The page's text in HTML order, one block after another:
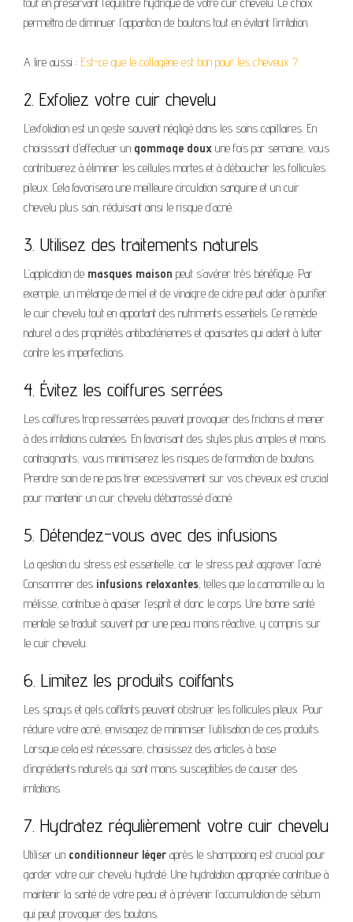
permettra de diminuer l’apparition de boutons tout en évitant l’irritation.
A lire aussi : Est-ce que le collagène est bon pour les cheveux ?
2. Exfoliez votre cuir chevelu
L’exfoliation est un geste souvent négligé dans les soins capillaires. En
choisissant d’effectuer un gommage doux une fois par semaine, vous
contribuerez à éliminer les cellules mortes et à déboucher les follicules
pileux. Cela favorisera une meilleure circulation sanguine et un cuir
chevelu plus sain, réduisant ainsi le risque d’acné.
3. Utilisez des traitements naturels
L’application de masques maison peut s’avérer très bénéfique. Par
exemple, un mélange de miel et de vinaigre de cidre peut aider à purifier
le cuir chevelu tout en apportant des nutriments essentiels. Ce remède
naturel a des propriétés antibactériennes et apaisantes qui aident à lutter
contre les imperfections.
4. Évitez les coiffures serrées
Les coiffures trop resserrées peuvent provoquer des frictions et mener
à des irritations cutanées. En favorisant des styles plus amples et moins
contraignants, vous minimiserez les risques de formation de boutons.
Prendre soin de ne pas tirer excessivement sur vos cheveux est crucial
pour maintenir un cuir chevelu débarrassé d’acné.
5. Détendez-vous avec des infusions
La gestion du stress est essentielle, car le stress peut aggraver l’acné.
Consommer des infusions relaxantes, telles que la camomille ou la
mélisse, contribue à apaiser l’esprit et donc le corps. Une bonne santé
mentale se traduit souvent par une peau moins réactive, y compris sur
le cuir chevelu.
6. Limitez les produits coiffants
Les sprays et gels coiffants peuvent obstruer les follicules pileux. Pour
réduire votre acné, envisagez de minimiser l’utilisation de ces produits.
Lorsque cela est nécessaire, choisissez des articles à base
d’ingrédients naturels qui sont moins susceptibles de causer des
irritations.
7. Hydratez régulièrement votre cuir chevelu
Utiliser un conditionneur léger après le shampooing est crucial pour
garder votre cuir chevelu hydraté. Une hydratation appropriée contribue à
maintenir la santé de votre peau et à prévenir l’accumulation de sébum
qui peut provoquer des boutons.